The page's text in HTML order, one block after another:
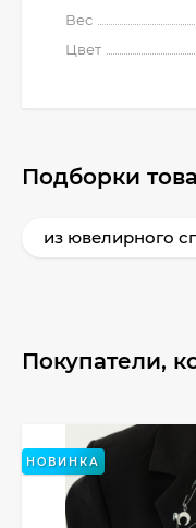
Вес
Цвет
Подборки
из ювелирного
Покупатели,
НОВИНКА